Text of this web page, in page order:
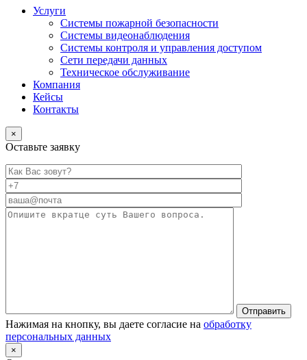
Услуги
Системы пожарной безопасности
Системы видеонаблюдения
Системы контроля и управления доступом
Сети передачи данных
Техническое обслуживание
Компания
Кейсы
Контакты
×
Оставьте заявку
Нажимая на кнопку, вы даете согласие на обработку
персональных данных
×